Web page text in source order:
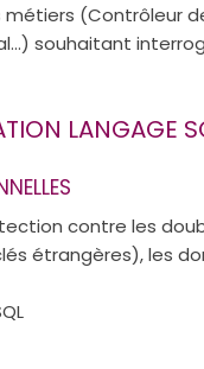
(Contrôleur
souhaitant
LANGAGE
contre les
étrangères), les